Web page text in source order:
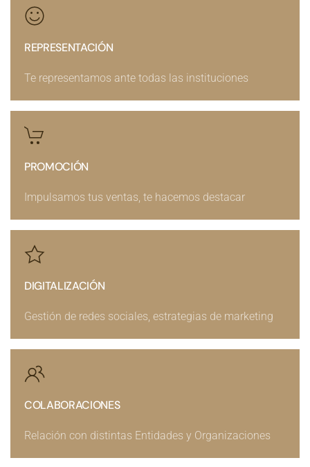
REPRESENTACIÓN
Te representamos ante todas las instituciones
PROMOCIÓN
Impulsamos tus ventas, te hacemos destacar
DIGITALIZACIÓN
Gestión de redes sociales, estrategias de marketing
COLABORACIONES
Relación con distintas Entidades y Organizaciones